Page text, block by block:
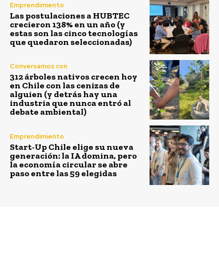
Emprendimiento
Las postulaciones a HUBTEC
crecieron 138% en un año (y
estas son las cinco tecnologías
que quedaron seleccionadas)
Conversamos con
312 árboles nativos crecen hoy
en Chile con las cenizas de
alguien (y detrás hay una
industria que nunca entró al
debate ambiental)
Emprendimiento
Start-Up Chile elige su nueva
generación: la IA domina, pero
la economía circular se abre
paso entre las 59 elegidas